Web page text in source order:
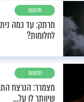
חלומות
מרתק: עד כמה
לחלומות?
חלומות
מצמרר: הנרצח
שיוותר לו על...